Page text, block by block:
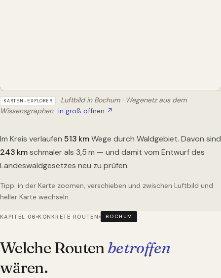
KARTEN-EXPLORER
Luftbild in Bochum · Wegenetz aus dem
Wissensgraphen in groß öffnen ↗
Im Kreis verlaufen 513 kmWege durch Waldgebiet. Davon sind
243 kmschmaler als 3,5 m — und damit vom Entwurf des
Landeswaldgesetzes neu zu prüfen.
Tipp: in der Karte zoomen, verschieben und zwischen Luftbild und
heller Karte wechseln.
KAPITEL 06 KONKRETE ROUTEN BOCHUM
Welche Routenbetroffen
wären.